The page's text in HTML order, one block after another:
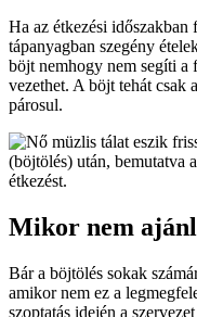
Ha az étkezési
tápanyagban szegény
böjt nemhogy nem segíti a
vezethet. A böjt tehát csak
párosul.
Mikor nem
Bár a böjtölés sokak
amikor nem ez a
szoptatás idején a